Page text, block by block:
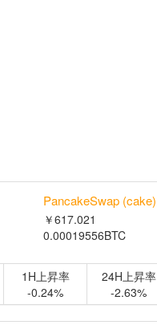
PancakeSwap (cake)
￥617.021
0.00019556BTC
1H上昇率
-0.24%
24H上昇率
-2.63%